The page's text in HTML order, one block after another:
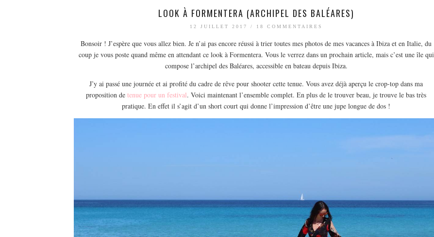
LOOK À FORMENTERA (ARCHIPEL DES BALÉARES)
12 JUILLET 2017 / 18 COMMENTAIRES
Bonsoir ! J’espère que vous allez bien. Je n’ai pas encore réussi à trier toutes mes photos de mes vacances à Ibiza et en Italie, du
coup je vous poste quand même en attendant ce look à Formentera. Vous le verrez dans un prochain article, mais c’est une île qui
compose l’archipel des Baléares, accessible en bateau depuis Ibiza.
J’y ai passé une journée et ai profité du cadre de rêve pour shooter cette tenue. Vous avez déjà aperçu le crop-top dans ma
proposition detenue pour un festival. Voici maintenant l’ensemble complet. En plus de le trouver beau, je trouve le bas très
pratique. En effet il s’agit d’un short court qui donne l’impression d’être une jupe longue de dos !